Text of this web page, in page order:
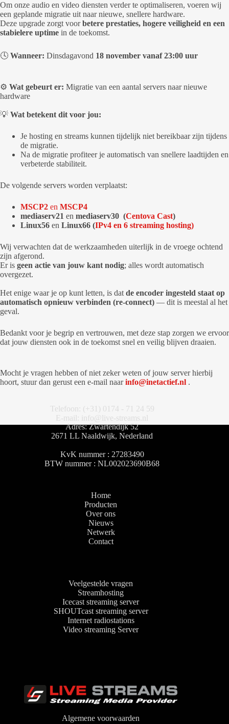
Om onze audio en video diensten verder te optimaliseren, voeren wij
een geplande migratie uit naar nieuwe, snellere hardware.
Deze upgrade zorgt voorbetere prestaties, hogere veiligheid en een
stabielere uptime in de toekomst.
🕓 Wanneer: Dinsdagavond 18 november vanaf 23:00 uur
⚙️ Wat gebeurt er: Migratie van een aantal servers naar nieuwe
hardware
💡 Wat betekent dit voor jou:
Je hosting en streams kunnen tijdelijk niet bereikbaar zijn tijdens
de migratie.
Na de migratie profiteer je automatisch van snellere laadtijden en
verbeterde stabiliteit.
De volgende servers worden verplaatst:
MSCP2 en MSCP4
mediaserv21 en mediaserv30 (Centova Cast)
Linux56 en Linux66 (IPv4 en 6 streaming hosting)
Wij verwachten dat de werkzaamheden uiterlijk in de vroege ochtend
zijn afgerond.
Er is geen actie van jouw kant nodig; alles wordt automatisch
overgezet.
Het enige waar je op kunt letten, is dat de encoder ingesteld staat op
automatisch opnieuw verbinden (re-connect) — dit is meestal al het
geval.
Bedankt voor je begrip en vertrouwen, met deze stap zorgen we ervoor
dat jouw diensten ook in de toekomst snel en veilig blijven draaien.
Mocht je vragen hebben of niet zeker weten of jouw server hierbij
hoort, stuur dan gerust een e-mail naarinfo@inetactief.nl .
Telefoon: (+31) 0174 - 71 24 59
E-mail: info@live-streams.nl
Adres: Zwartendijk 52
2671 LL Naaldwijk, Nederland
KvK nummer : 27283490
BTW nummer : NL002023690B68
Home
Producten
Over ons
Nieuws
Netwerk
Contact
Veelgestelde vragen
Streamhosting
Icecast streaming server
SHOUTcast streaming server
Internet radiostations
Video streaming Server
Algemene voorwaarden